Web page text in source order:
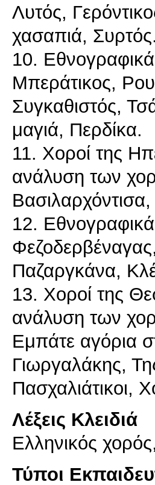
Λυτός,
χασαπιά, Συρτός.
10.
Μπεράτικος,
Συγκαθιστός,
μαγιά, Περδίκα.
11. Χοροί της
ανάλυση των
12.
Παζαργκάνα,
13. Χοροί της
ανάλυση των
Εμπάτε αγόρια
Γιωργαλάκης,
Λέξεις Κλειδιά
Ελληνικός
Τύποι